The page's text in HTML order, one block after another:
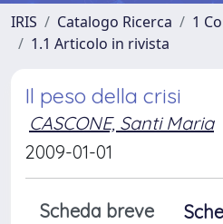
IRIS Catalogo Ricerca
1
1.1 Articolo in rivista
Il peso della crisi
CASCONE, Santi Maria
2009-01-01
Scheda breve